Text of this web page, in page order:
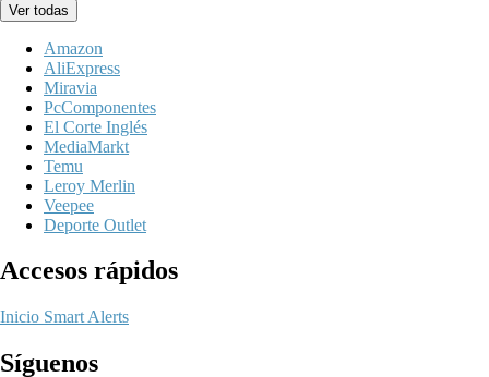
Ver todas
Amazon
AliExpress
Miravia
PcComponentes
El Corte Inglés
MediaMarkt
Temu
Leroy Merlin
Veepee
Deporte Outlet
Accesos rápidos
Inicio Smart Alerts
Síguenos